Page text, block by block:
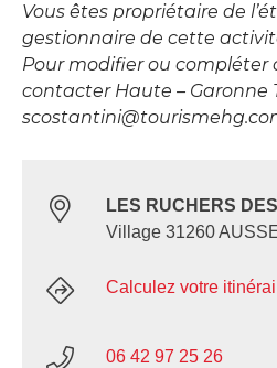
Vous êtes propriétaire de
gestionnaire de cette
Pour modifier ou compléter
contacter Haute – Garonne
LES RUCHERS
Village 31260
Calculez votre
06 42 97 25 26